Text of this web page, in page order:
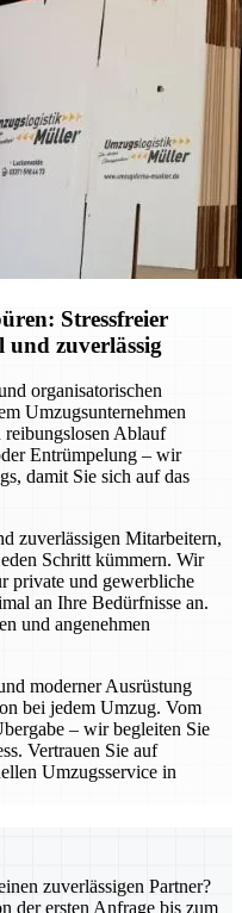
Stressfreier
und zuverlässig
organisatorischen
Umzugsunternehmen
reibungslosen Ablauf
Entrümpelung – wir
damit Sie sich auf das
zuverlässigen Mitarbeitern,
Schritt kümmern. Wir
private und gewerbliche
an Ihre Bedürfnisse an.
und angenehmen
moderner Ausrüstung
bei jedem Umzug. Vom
– wir begleiten Sie
Vertrauen Sie auf
Umzugsservice in
zuverlässigen Partner?
der ersten Anfrage bis zum